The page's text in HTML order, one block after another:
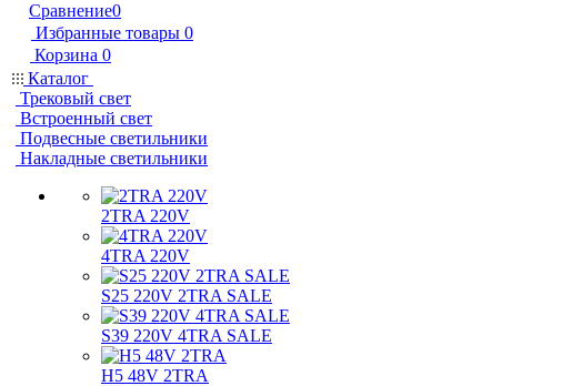
Сравнение0
Избранные товары 0
Корзина 0
Каталог
Трековый свет
Встроенный свет
Подвесные светильники
Накладные светильники
2TRA 220V
4TRA 220V
S25 220V 2TRA SALE
S39 220V 4TRA SALE
H5 48V 2TRA